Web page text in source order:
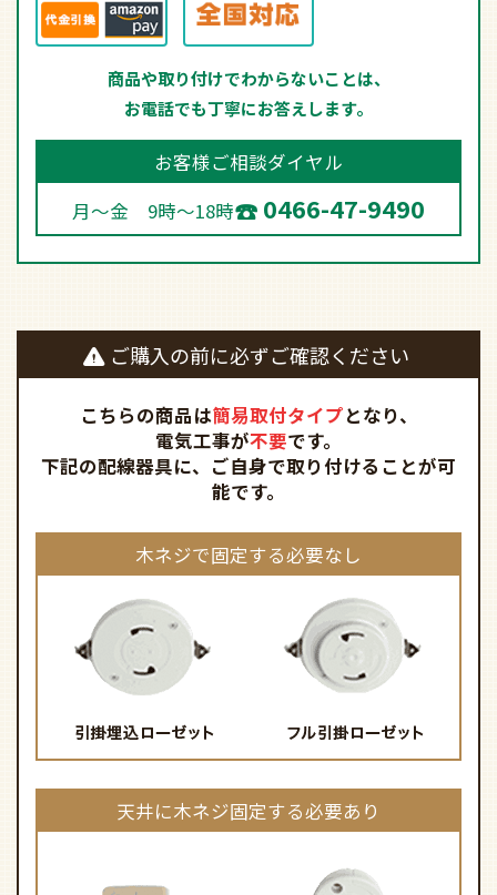
商品や取り付けでわからないことは、
お電話でも丁寧にお答えします。
お客様ご相談ダイヤル
月～金 9時～18時
0466-47-9490
ご購入の前に必ずご確認ください
こちらの商品は簡易取付タイプとなり、
電気工事が不要です。
下記の配線器具に、ご自身で取り付けることが可
能です。
木ネジで固定する必要なし
天井に木ネジ固定する必要あり